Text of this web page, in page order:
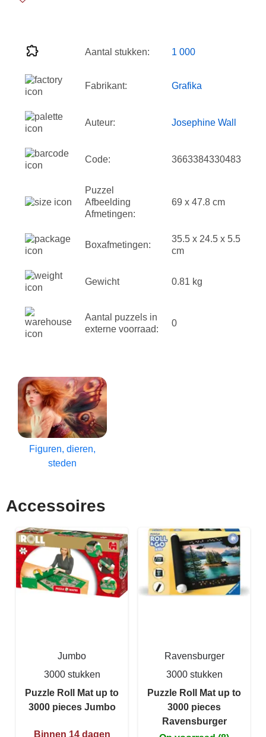
Aantal stukken: 1 000
Fabrikant: Grafika
Auteur: Josephine Wall
Code: 3663384330483
Puzzel
Afbeelding
Afmetingen:
69 x 47.8 cm
Boxafmetingen:
35.5 x 24.5 x 5.5
cm
Gewicht 0.81 kg
Aantal puzzels in
externe voorraad:
0
Figuren, dieren,
steden
Accessoires
Jumbo
3000 stukken
Puzzle Roll Mat up to
3000 pieces Jumbo
Binnen 14 dagen
Ravensburger
3000 stukken
Puzzle Roll Mat up to
3000 pieces
Ravensburger